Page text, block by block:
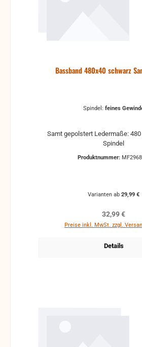
Bassband 480x40 schwarz
Spindel: feines
Samt gepolstert Ledermaße:
Spindel
Produktnummer:
Varianten ab 29,99 €
Regulärer
32,99 €
Preise inkl. MwSt. zzgl.
Details